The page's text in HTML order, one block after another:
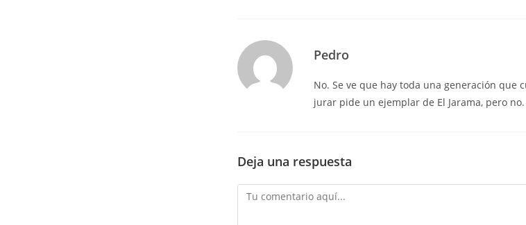
Pedro
No. Se ve que hay toda una generación que
jurar pide un ejemplar de El Jarama, pero no.
Deja una respuesta
Comentario